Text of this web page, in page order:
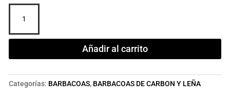
carbón
cantidad
Añadir al carrito
Categorías: BARBACOAS, BARBACOAS DE CARBON Y LEÑA